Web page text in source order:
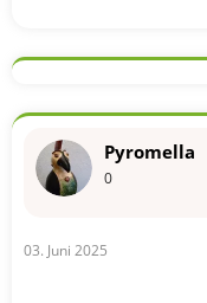
Pyromella
0
03. Juni 2025